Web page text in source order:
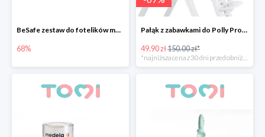
BeSafe zestaw do fotelików montowanych przodem do kierunku jazdy
68%
Pałąk z zabawkami do Polly Progress -67%
49.90 zł150.00 zł*